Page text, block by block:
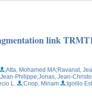
link
;Atta, Mohamed MA;Ravanat,
Philippe;Jonas, Jean-
L. ;Cnop, Miriam
;Igoillo